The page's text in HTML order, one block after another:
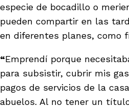
especie de bocadillo o
pueden compartir en las
en diferentes planes, como
“Emprendí porque
para subsistir, cubrir mis
pagos de servicios de la
abuelos. Al no tener un